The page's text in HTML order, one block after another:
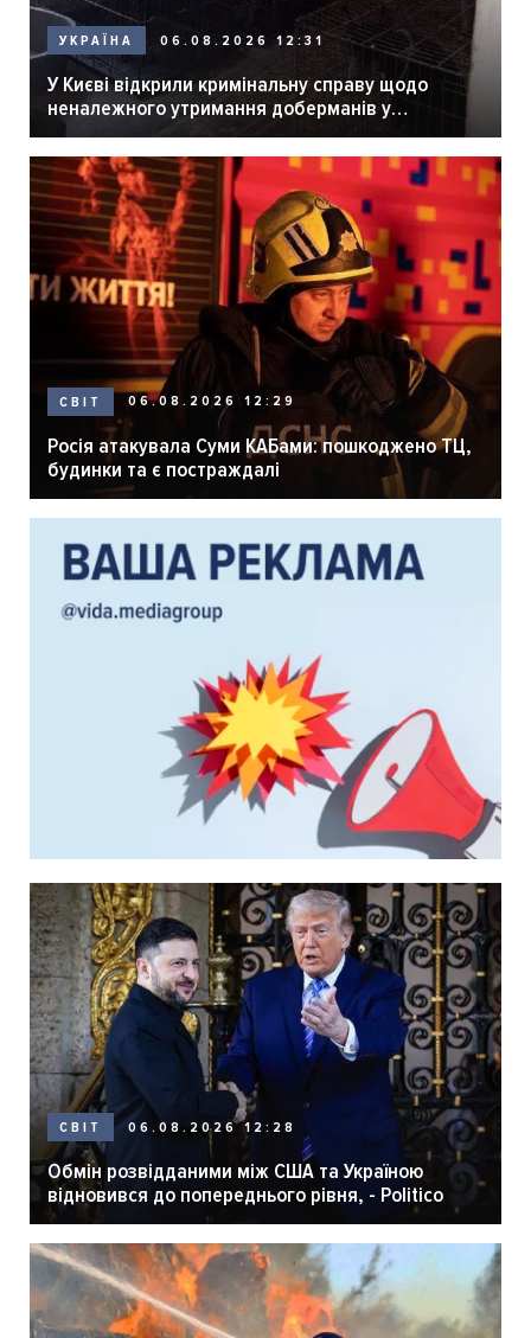
УКРАЇНА 06.08.2026 12:31
У Києві відкрили кримінальну справу щодо
неналежного утримання доберманів у
розпліднику
СВІТ 06.08.2026 12:29
Росія атакувала Суми КАБами: пошкоджено ТЦ,
будинки та є постраждалі
СВІТ 06.08.2026 12:28
Обмін розвідданими між США та Україною
відновився до попереднього рівня, - Politico